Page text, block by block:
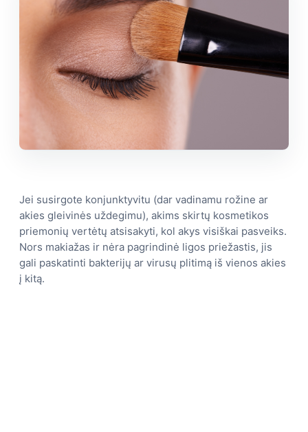
Jei susirgote konjunktyvitu (dar vadinamu rožine ar
akies gleivinės uždegimu), akims skirtų kosmetikos
priemonių vertėtų atsisakyti, kol akys visiškai pasveiks.
Nors makiažas ir nėra pagrindinė ligos priežastis, jis
gali paskatinti bakterijų ar virusų plitimą iš vienos akies
į kitą.